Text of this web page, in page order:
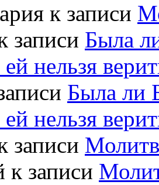
к записи
записи Была
нельзя
Была ли
нельзя
записи
к записи